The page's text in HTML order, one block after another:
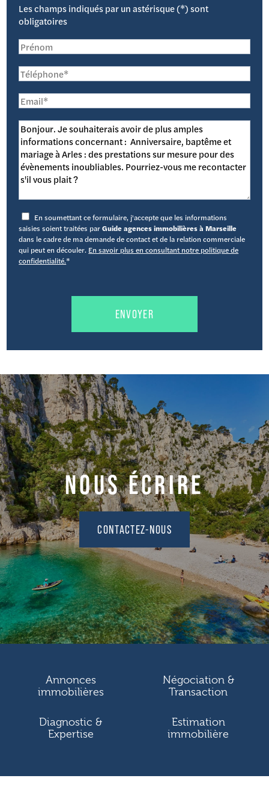
Les champs indiqués par un astérisque (*) sont
obligatoires
En soumettant ce formulaire, j'accepte que les informations
saisies soient traitées parGuide agences immobilières à Marseille
dans le cadre de ma demande de contact et de la relation commerciale
qui peut en découler. En savoir plus en consultant notre politique de
confidentialité.*
NOUS ÉCRIRE
CONTACTEZ-NOUS
Annonces
immobilières
Négociation &
Transaction
Diagnostic &
Expertise
Estimation
immobilière